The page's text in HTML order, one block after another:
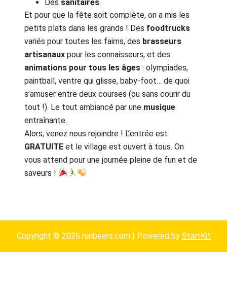
Des sanitaires.
Et pour que la fête soit complète, on a mis les
petits plats dans les grands ! Des foodtrucks
variés pour toutes les faims, des brasseurs
artisanaux pour les connaisseurs, et des
animations pour tous les âges : olympiades,
paintball, ventre qui glisse, baby-foot… de quoi
s’amuser entre deux courses (ou sans courir du
tout !). Le tout ambiancé par une musique
entraînante.
Alors, venez nous rejoindre ! L’entrée est
GRATUITE et le village est ouvert à tous. On
vous attend pour une journée pleine de fun et de
saveurs !
Copyright © 2026 runbeers.com | Powered by StartKit